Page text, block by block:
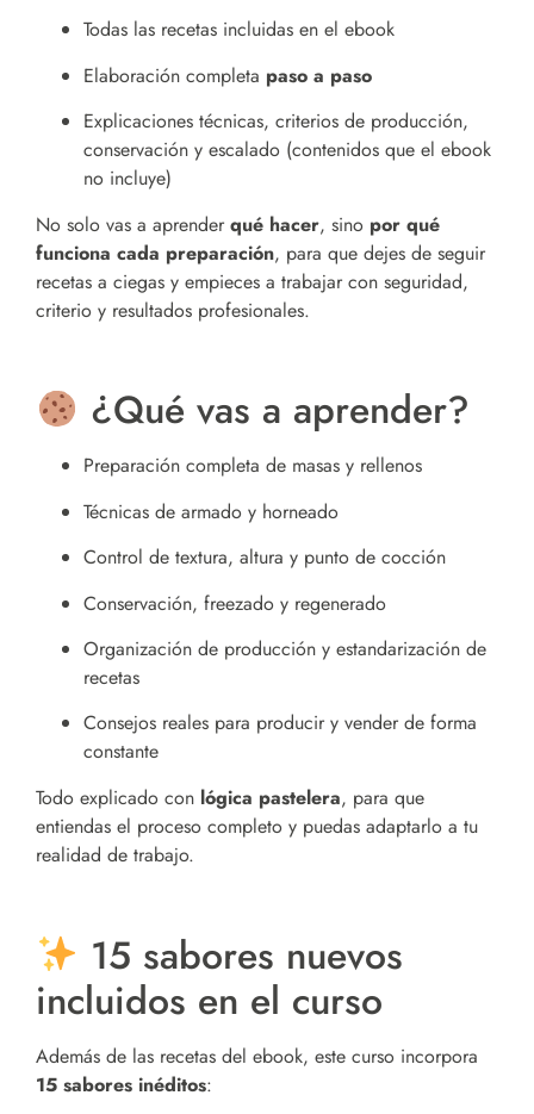
Todas las recetas incluidas en el ebook
Elaboración completa paso a paso
Explicaciones técnicas, criterios de producción,
conservación y escalado (contenidos que el ebook
no incluye)
No solo vas a aprender qué hacer, sino por qué
funciona cada preparación, para que dejes de seguir
recetas a ciegas y empieces a trabajar con seguridad,
criterio y resultados profesionales.
¿Qué vas a aprender?
Preparación completa de masas y rellenos
Técnicas de armado y horneado
Control de textura, altura y punto de cocción
Conservación, freezado y regenerado
Organización de producción y estandarización de
recetas
Consejos reales para producir y vender de forma
constante
Todo explicado con lógica pastelera, para que
entiendas el proceso completo y puedas adaptarlo a tu
realidad de trabajo.
15 sabores nuevos
incluidos en el curso
Además de las recetas del ebook, este curso incorpora
15 sabores inéditos: